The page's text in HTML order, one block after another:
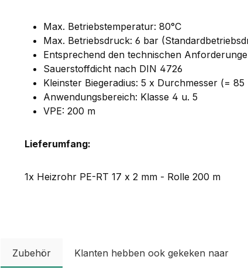
Max. Betriebstemperatur: 80°C
Max. Betriebsdruck: 6 bar
Entsprechend den technischen
Sauerstoffdicht nach DIN 4726
Kleinster Biegeradius: 5 x Durchmesser (=
Anwendungsbereich: Klasse 4 u. 5
VPE: 200 m
Lieferumfang:
1x Heizrohr PE-RT 17 x 2 mm - Rolle 200 m
Zubehör Klanten hebben ook gekeken naar